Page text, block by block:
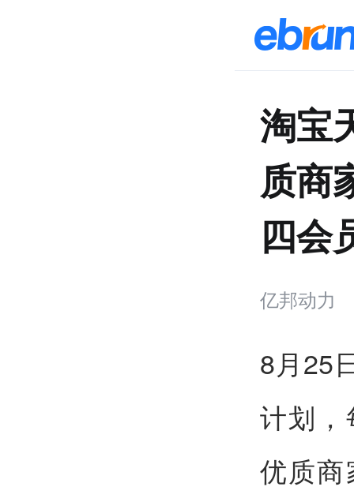
淘宝
质商
四会
亿邦动力
8月25
计划
优质